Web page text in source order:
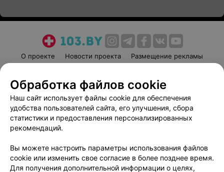
О проекте Новости проекта
Размещение рекламы
Пользовательское соглашение
Способы оплаты
Вакансии
Партнеры
Написать руководителю 103.by
Обработка персональных данных
Обработка файлов cookie
Наш сайт использует файлы cookie для обеспечения
удобства пользователей сайта, его улучшения, сбора
статистики и предоставления персонализированных
рекомендаций.
Вы можете настроить параметры использования файлов
cookie или изменить свое согласие в более позднее время.
Для получения дополнительной информации о целях,